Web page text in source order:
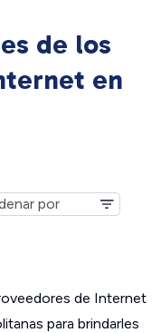
de los
en
de Internet
para brindarles